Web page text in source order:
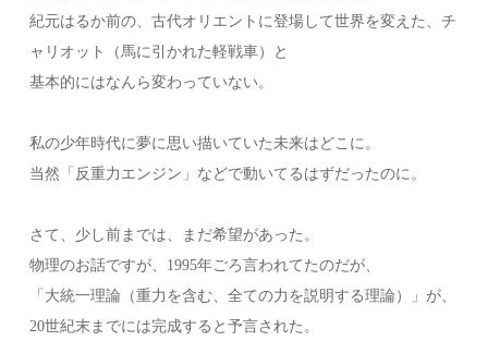
紀元はるか前の、古代オリエントに登場して世界を変えた、チ
ャリオット（馬に引かれた軽戦車）と
基本的にはなんら変わっていない。
私の少年時代に夢に思い描いていた未来はどこに。
当然「反重力エンジン」などで動いてるはずだったのに。
さて、少し前までは、まだ希望があった。
物理のお話ですが、1995年ごろ言われてたのだが、
「大統一理論（重力を含む、全ての力を説明する理論）」が、
20世紀末までには完成すると予言された。